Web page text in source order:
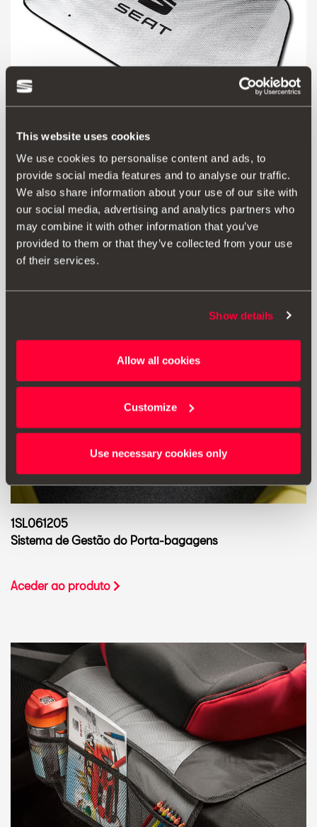
This website uses cookies
We use cookies to personalise content and ads, to
provide social media features and to analyse our traffic.
We also share information about your use of our site with
our social media, advertising and analytics partners who
may combine it with other information that you’ve
provided to them or that they’ve collected from your use
of their services.
Show details
Allow all cookies
Customize
Use necessary cookies only
000064363A
Pala do sol SEAT
Aceder ao produto
1SL061205
Sistema de Gestão do Porta-bagagens
Aceder ao produto